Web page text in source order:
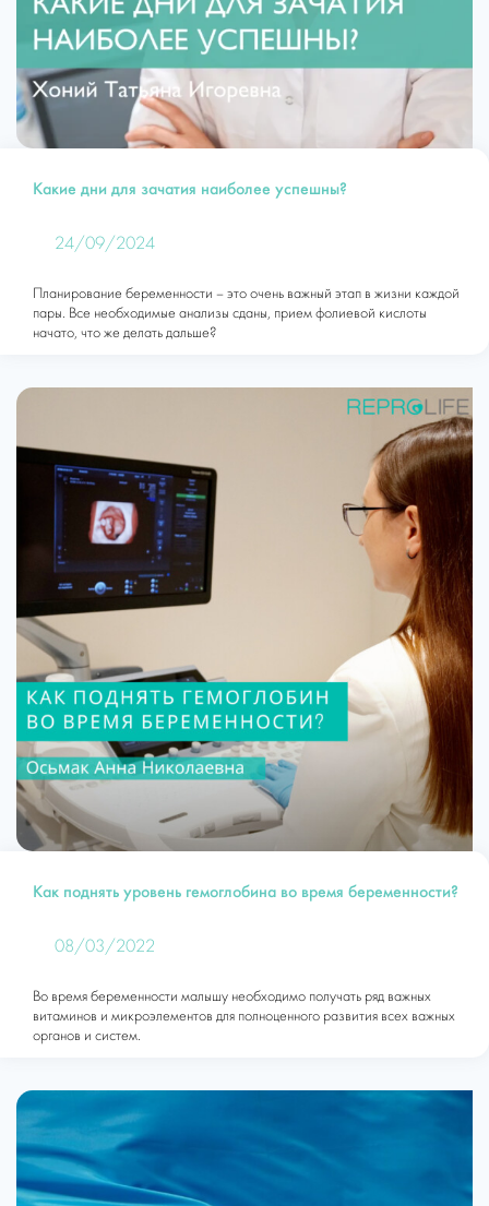
Какие дни для зачатия наиболее успешны?
24/09/2024
Планирование беременности – это очень важный этап в жизни каждой
пары. Все необходимые анализы сданы, прием фолиевой кислоты
начато, что же делать дальше?
Как поднять уровень гемоглобина во время беременности?
08/03/2022
Во время беременности малышу необходимо получать ряд важных
витаминов и микроэлементов для полноценного развития всех важных
органов и систем.